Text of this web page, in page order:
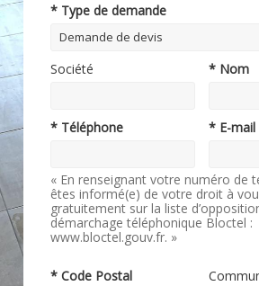
* Type de demande
Société * Nom
* Téléphone * E-mail
« En renseignant votre numéro de
êtes informé(e) de votre droit à
gratuitement sur la liste
démarchage téléphonique Bloctel :
www.bloctel.gouv.fr. »
* Code Postal